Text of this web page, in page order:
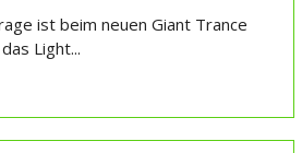
ist beim neuen Giant Trance
Light...